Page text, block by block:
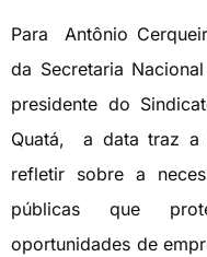
Para Antônio
da Secretaria
presidente do
Quatá, a data traz a
refletir sobre a
públicas que
oportunidades de